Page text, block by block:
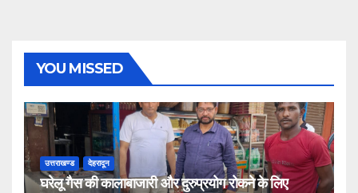
YOU MISSED
उत्तराखण्ड देहरादून
घरेलू गैस की कालाबाजारी और दुरुप्रयोग रोकने के लिए